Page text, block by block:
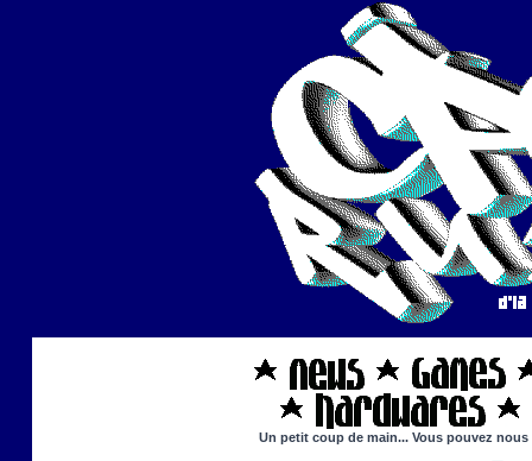
Un petit coup de main... Vous pouvez